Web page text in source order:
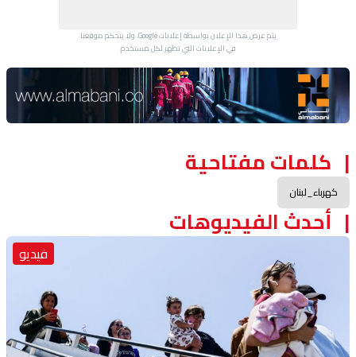
يتم عرض هذا الإعلان بواسطة إعلانات Google، ولا يتحكم موقعنا
في الإعلانات التي تظهر لكل مستخدم.
Advertisement Section
كلمات مفتاحية
كهرباء_لبنان
أحدث الفيديوهات
فيديو